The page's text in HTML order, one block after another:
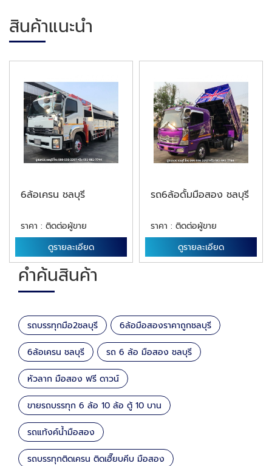
สินค้าแนะนำ
6ล้อเครน ชลบุรี
ราคา : ติดต่อผู้ขาย
ดูรายละเอียด
รถ6ล้อดั้มมือสอง ชลบุรี
ราคา : ติดต่อผู้ขาย
ดูรายละเอียด
คำค้นสินค้า
รถบรรทุกมือ2ชลบุรี 6ล้อมือสองราคาถูกชลบุรี
6ล้อเครน ชลบุรี รถ 6 ล้อ มือสอง ชลบุรี
หัวลาก มือสอง ฟรี ดาวน์
ขายรถบรรทุก 6 ล้อ 10 ล้อ ตู้ 10 บาน
รถแท้งค์น้ำมือสอง
รถบรรทุกติดเครน ติดเฮี๊ยบคีบ มือสอง